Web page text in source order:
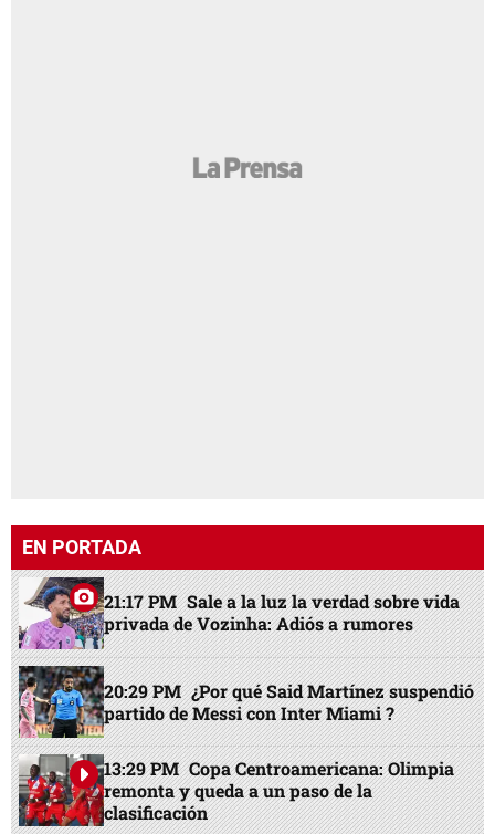
EN PORTADA
21:17 PM Sale a la luz la verdad sobre vida
privada de Vozinha: Adiós a rumores
20:29 PM ¿Por qué Said Martínez suspendió
partido de Messi con Inter Miami ?
13:29 PM Copa Centroamericana: Olimpia
remonta y queda a un paso de la
clasificación